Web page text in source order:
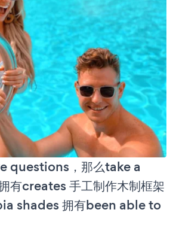
questions，那么take a
有creates 手工制作木制框架
shades 拥有been able to